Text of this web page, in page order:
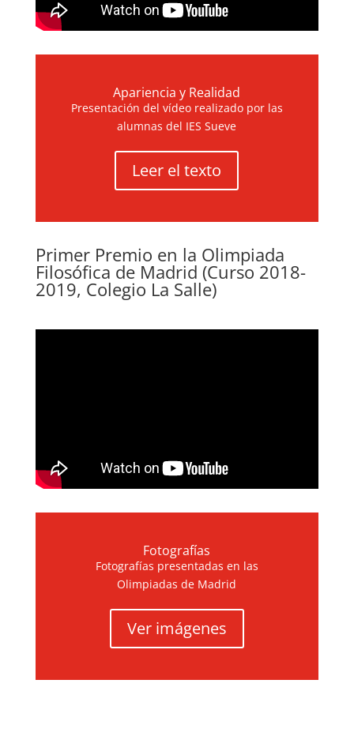
Apariencia y Realidad
Presentación del vídeo realizado por las
alumnas del IES Sueve
Leer el texto
Primer Premio en la Olimpiada
Filosófica de Madrid (Curso 2018-
2019, Colegio La Salle)
Fotografías
Fotografías presentadas en las
Olimpiadas de Madrid
Ver imágenes